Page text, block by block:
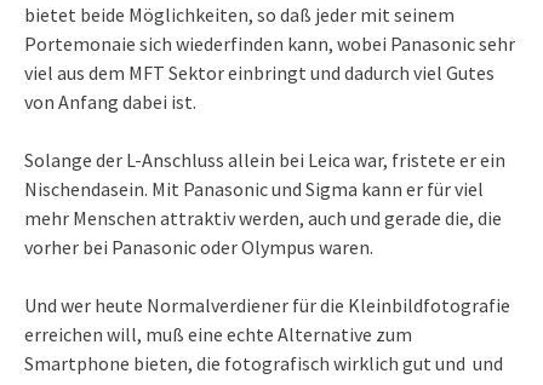
bietet beide Möglichkeiten, so daß jeder mit seinem
Portemonaie sich wiederfinden kann, wobei Panasonic sehr
viel aus dem MFT Sektor einbringt und dadurch viel Gutes
von Anfang dabei ist.
Solange der L-Anschluss allein bei Leica war, fristete er ein
Nischendasein. Mit Panasonic und Sigma kann er für viel
mehr Menschen attraktiv werden, auch und gerade die, die
vorher bei Panasonic oder Olympus waren.
Und wer heute Normalverdiener für die Kleinbildfotografie
erreichen will, muß eine echte Alternative zum
Smartphone bieten, die fotografisch wirklich gut und und